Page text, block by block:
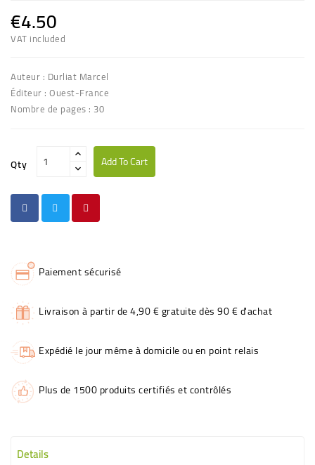
€4.50
VAT included
Auteur : Durliat Marcel
Éditeur : Ouest-France
Nombre de pages : 30
Qty Add To Cart
Paiement sécurisé
Livraison à partir de 4,90 € gratuite dès 90 € d'achat
Expédié le jour même à domicile ou en point relais
Plus de 1500 produits certifiés et contrôlés
Details